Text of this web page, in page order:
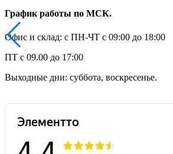
График работы по МСК.
Офис и склад: с ПН-ЧТ с 09:00 до 18:00
ПТ с 09.00 до 17:00
Выходные дни: суббота, воскресенье.